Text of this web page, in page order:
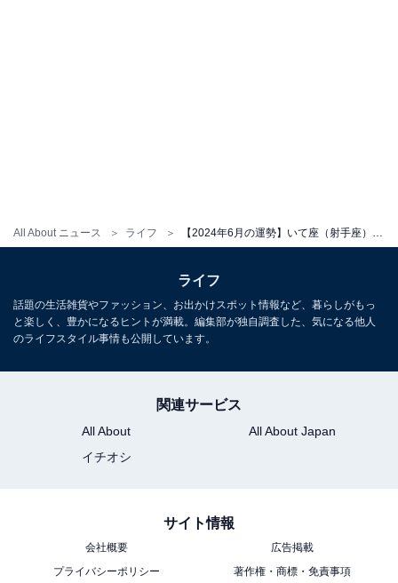
All About ニュース ライフ
ライフ
話題の生活雑貨やファッション、お出かけスポット情報など、暮らしがもっ
と楽しく、豊かになるヒントが満載。編集部が独自調査した、気になる他人
のライフスタイル事情も公開しています。
関連サービス
All About
All About Japan
イチオシ
サイト情報
会社概要
広告掲載
プライバシーポリシー
著作権・商標・免責事項